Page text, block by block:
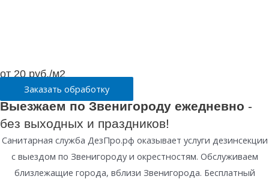
от 20 руб./м2
Заказать обработку
Выезжаем по Звенигороду ежедневно -
без выходных и праздников!
Санитарная служба ДезПро.рф оказывает услуги дезинсекции
с выездом по Звенигороду и окрестностям. Обслуживаем
близлежащие города, вблизи Звенигорода. Бесплатный